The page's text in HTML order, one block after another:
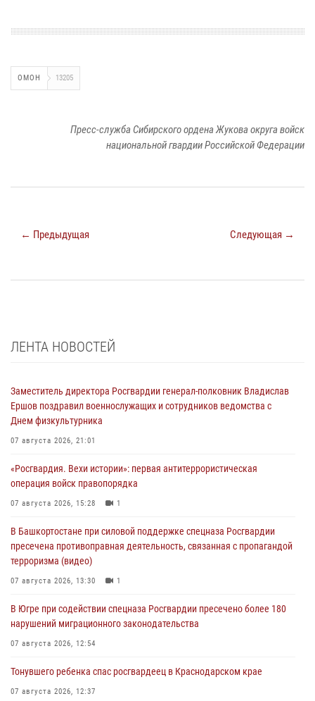
ОМОН 13205
Пресс-служба Сибирского ордена Жукова округа войск
национальной гвардии Российской Федерации
← Предыдущая Следующая →
ЛЕНТА НОВОСТЕЙ
Заместитель директора Росгвардии генерал-полковник Владислав
Ершов поздравил военнослужащих и сотрудников ведомства с
Днем физкультурника
07 августа 2026, 21:01
«Росгвардия. Вехи истории»: первая антитеррористическая
операция войск правопорядка
07 августа 2026, 15:28 1
В Башкортостане при силовой поддержке спецназа Росгвардии
пресечена противоправная деятельность, связанная с пропагандой
терроризма (видео)
07 августа 2026, 13:30 1
В Югре при содействии спецназа Росгвардии пресечено более 180
нарушений миграционного законодательства
07 августа 2026, 12:54
Тонувшего ребенка спас росгвардеец в Краснодарском крае
07 августа 2026, 12:37